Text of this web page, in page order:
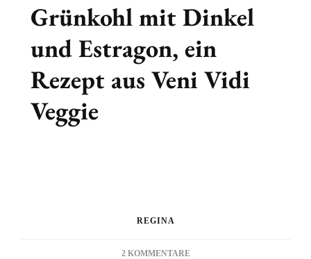
Grünkohl mit Dinkel
und Estragon, ein
Rezept aus Veni Vidi
Veggie
REGINA
2 KOMMENTAREZU